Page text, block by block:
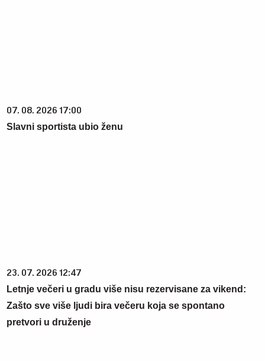
07. 08. 2026 17:00
Slavni sportista ubio ženu
23. 07. 2026 12:47
Letnje večeri u gradu više nisu rezervisane za vikend:
Zašto sve više ljudi bira večeru koja se spontano
pretvori u druženje